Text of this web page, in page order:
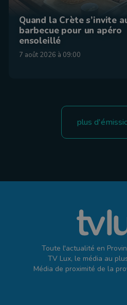
Quand la Crète s’invite
barbecue pour un apéro
ensoleillé
7 août 2026 à 09:00
plus
Toute l'actualité en
TV Lux, le média au
Média de proximité de la